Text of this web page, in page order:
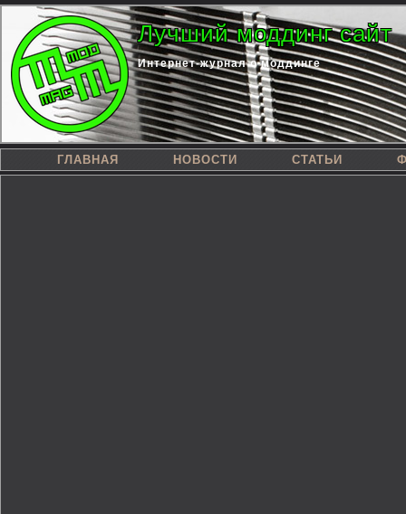
Лучший моддинг сайт
Интернет-журнал о моддинге
ГЛАВНАЯ НОВОСТИ СТАТЬИ